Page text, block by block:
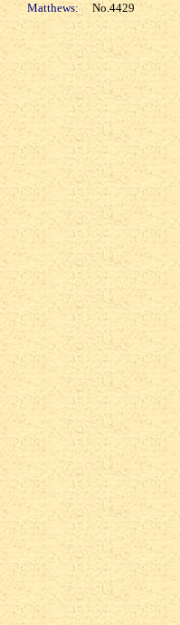
Matthews: No.4429